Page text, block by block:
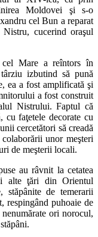
Moldovei şi s-o
cel Bun a reparat
cucerind oraşul
Mare a reîntors în
izbutind să pună
ea a fost amplificată şi
a fost construit
Nistrului. Faptul că
cu faţetele decorate cu
cercetători să creadă
unor meşteri
de meşterii locali.
au râvnit la cetatea
alte ţări din Orientul
de temerarii
respingând puhoaie de
ori norocul,